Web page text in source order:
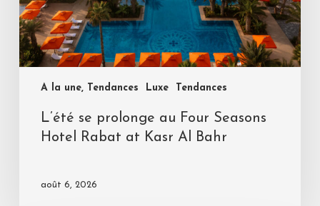
A la une, Tendances Luxe Tendances
L’été se prolonge au Four Seasons
Hotel Rabat at Kasr Al Bahr
août 6, 2026